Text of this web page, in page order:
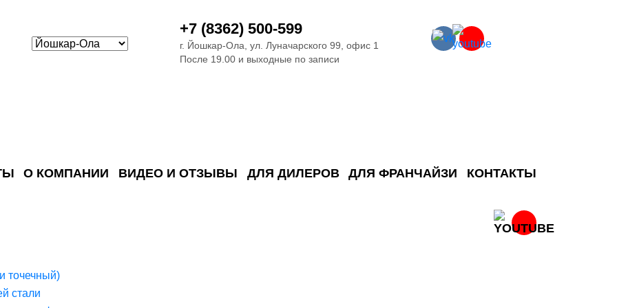
+7 (8362) 500-599
г. Йошкар-Ола, ул. Луначарского 99, офис 1
После 19.00 и выходные по записи
О КОМПАНИИ ВИДЕО И ОТЗЫВЫ ДЛЯ ДИЛЕРОВ ДЛЯ ФРАНЧАЙЗИ КОНТАКТЫ
точечный)
стали